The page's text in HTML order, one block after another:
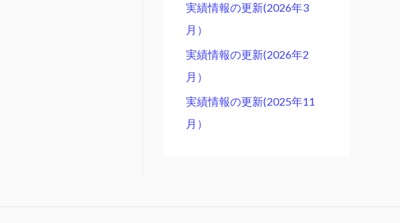
実績情報の更新(2026年3
月）
実績情報の更新(2026年2
月）
実績情報の更新(2025年11
月）